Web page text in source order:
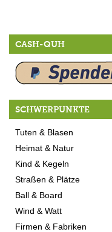
CASH-QUH
SCHWERPUNKTE
Tuten & Blasen
Heimat & Natur
Kind & Kegeln
Straßen & Plätze
Ball & Board
Wind & Watt
Firmen & Fabriken